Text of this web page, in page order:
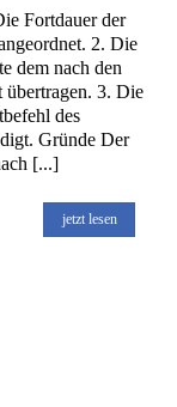
Fortdauer der
2. Die
dem nach den
übertragen. 3. Die
des
Gründe Der
[...]
jetzt lesen